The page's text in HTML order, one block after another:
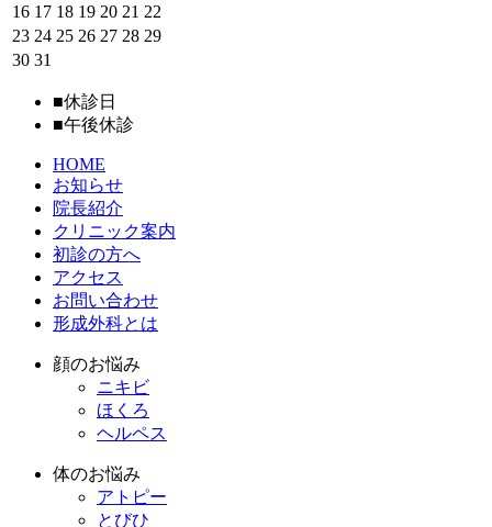
16 17 18 19 20 21 22
23 24 25 26 27 28 29
30 31
■休診日
■午後休診
HOME
お知らせ
院長紹介
クリニック案内
初診の方へ
アクセス
お問い合わせ
形成外科とは
顔のお悩み
ニキビ
ほくろ
ヘルペス
体のお悩み
アトピー
とびひ